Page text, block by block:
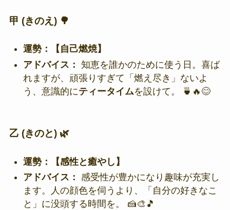
甲 (きのえ) 🌳
運勢：【自己燃焼】
アドバイス： 知恵を誰かのために使う日。喜ば
れますが、頑張りすぎて「燃え尽き」ないよ
う、意識的にティータイムを設けて。 🍵🔥😊
乙 (きのと) 🌿
運勢：【感性と癒やし】
アドバイス：
感受性が豊かになり趣味が充実し
ます。人の顔色を伺うより、「自分の好きなこ
と」に没頭する時間を。 🍰🎨🎵